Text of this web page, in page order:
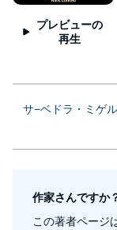
プレビューの
再生
サ−ベドラ・ミゲ
作家さんですか
この著者ページ